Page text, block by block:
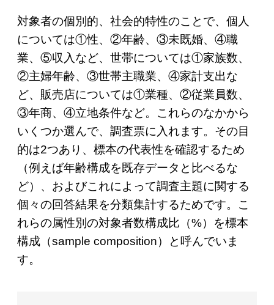
対象者の個別的、社会的特性のことで、個人
については①性、②年齢、③未既婚、④職
業、⑤収入など、世帯については①家族数、
②主婦年齢、③世帯主職業、④家計支出な
ど、販売店については①業種、②従業員数、
③年商、④立地条件など。これらのなかから
いくつか選んで、調査票に入れます。その目
的は2つあり、標本の代表性を確認するため
（例えば年齢構成を既存データと比べるな
ど）、およびこれによって調査主題に関する
個々の回答結果を分類集計するためです。こ
れらの属性別の対象者数構成比（%）を標本
構成（sample composition）と呼んでいま
す。